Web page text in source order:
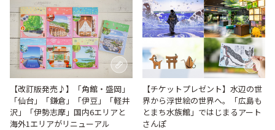
【改訂版発売♪】「角館・盛岡」
「仙台」「鎌倉」「伊豆」「軽井
沢」「伊勢志摩」国内6エリアと
海外1エリアがリニューアル
【チケットプレゼント】水辺の世
界から浮世絵の世界へ。「広島も
とまち水族館」ではじまるアート
さんぽ